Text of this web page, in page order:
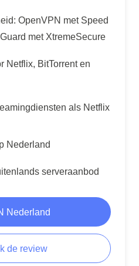
OpenVPN met Speed
met XtremeSecure
Netflix, BitTorrent en
als Netflix
Nederland
serveraanbod
Nederland
de review